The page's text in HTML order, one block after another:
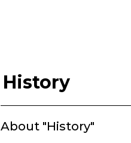
History
About "History"